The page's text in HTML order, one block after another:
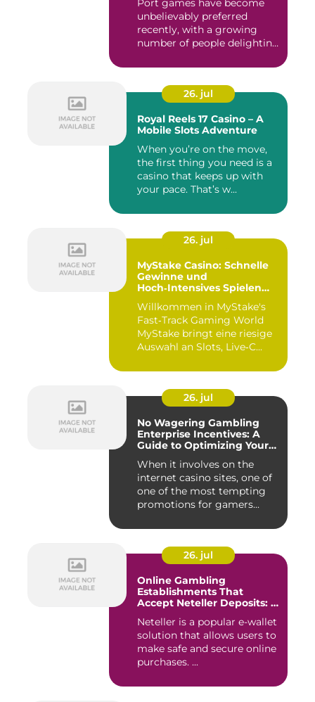
Port games have become
unbelievably preferred
recently, with a growing
number of people delighting
26. jul
Royal Reels 17 Casino – A
Mobile Slots Adventure
When you’re on the move,
the first thing you need is a
casino that keeps up with
your pace. That’s w...
26. jul
MyStake Casino: Schnelle
Gewinne und
Hoch‑Intensives Spielen
Willkommen in MyStake's
Fast‑Track Gaming World
MyStake bringt eine riesige
Auswahl an Slots, Live‑C...
26. jul
No Wagering Gambling
Enterprise Incentives: A
Guide to Optimizing Your
When it involves on the
internet casino sites, one of
one of the most tempting
promotions for gamers...
26. jul
Online Gambling
Establishments That
Accept Neteller Deposits: A
Neteller is a popular e-wallet
solution that allows users to
make safe and secure online
purchases. ...